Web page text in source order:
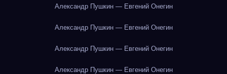
Александр Пушкин — Евгений Онегин
Александр Пушкин — Евгений Онегин
Александр Пушкин — Евгений Онегин
Александр Пушкин — Евгений Онегин